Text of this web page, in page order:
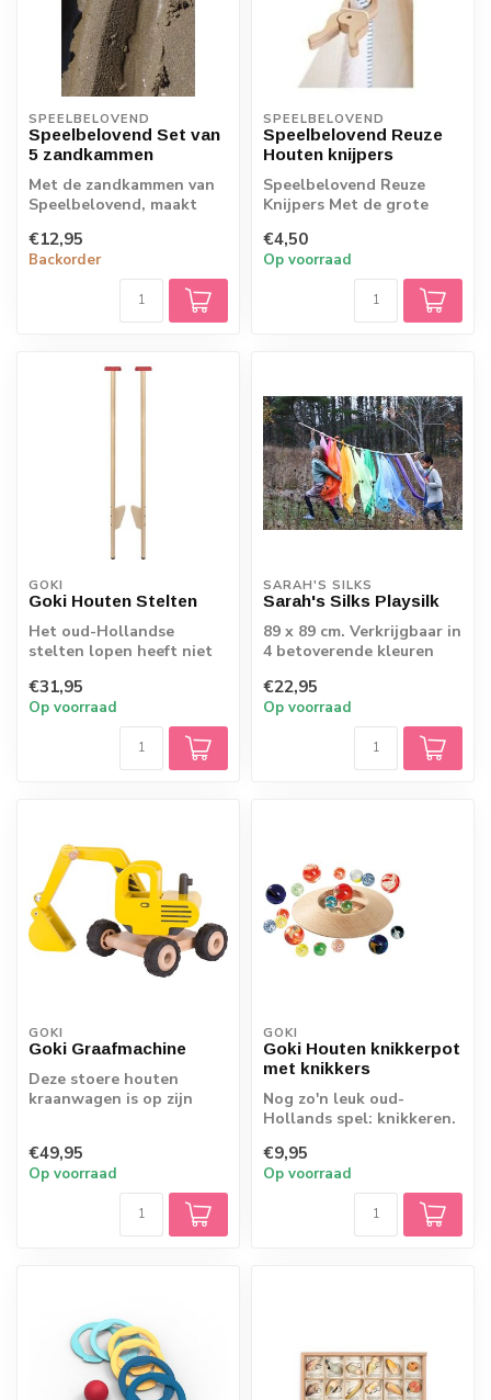
SPEELBELOVEND
Speelbelovend Set van
5 zandkammen
Met de zandkammen van
Speelbelovend, maakt
kunstwerken in d...
€12,95
Backorder
SPEELBELOVEND
Speelbelovend Reuze
Houten knijpers
Speelbelovend Reuze
Knijpers Met de grote
Speelbelovend, kan...
€4,50
Op voorraad
GOKI
Goki Houten Stelten
Het oud-Hollandse
stelten lopen heeft niet
maar ook e...
€31,95
Op voorraad
SARAH'S SILKS
Sarah's Silks Playsilk
89 x 89 cm. Verkrijgbaar in
4 betoverende kleuren
€22,95
Op voorraad
GOKI
Goki Graafmachine
Deze stoere houten
kraanwagen is op zijn
kinderk...
€49,95
Op voorraad
GOKI
Goki Houten knikkerpot
met knikkers
Nog zo'n leuk oud-
Hollands spel: knikkeren.
tijden. M...
€9,95
Op voorraad